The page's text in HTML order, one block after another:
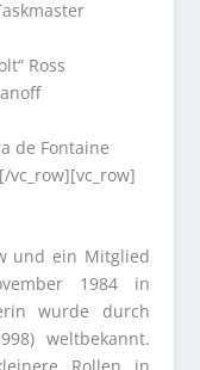
Ross
de Fontaine
vc_row][vc_row]
und ein Mitglied
1984 in
wurde durch
weltbekannt.